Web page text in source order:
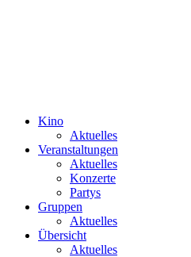
Kino
Aktuelles
Veranstaltungen
Aktuelles
Konzerte
Partys
Gruppen
Aktuelles
Übersicht
Aktuelles